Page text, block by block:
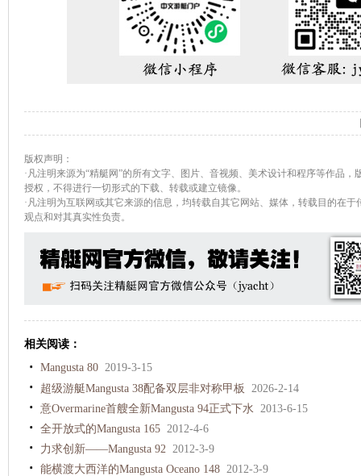
版权声明：
·凡注明来源为“精艇网”的所有文字、图片、音视频、美术设计和程序等作品
授权，不得进行一切形式的下载、转载或建立镜像。
·凡注明为互联网或其它来源的信息，均转载自其它网站、媒体，转载目的在
观点和对其真实性负责。
相关阅读：
Mangusta 80 2019-3-15
超级游艇Mangusta 38配备双层非对称甲板
2026-2-14
意Overmarine首艘全新Mangusta 94正式下水 2013-6-15
全开放式的Mangusta 165 2012-4-6
力求创新——Mangusta 92 2012-3-9
能横渡大西洋的Mangusta Oceano 148 2012-3-9